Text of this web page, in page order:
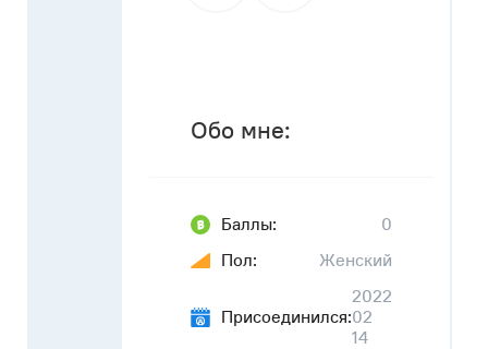
Обо мне:
Баллы:
0
Пол:
Женский
Присоединился:
2022
02
14